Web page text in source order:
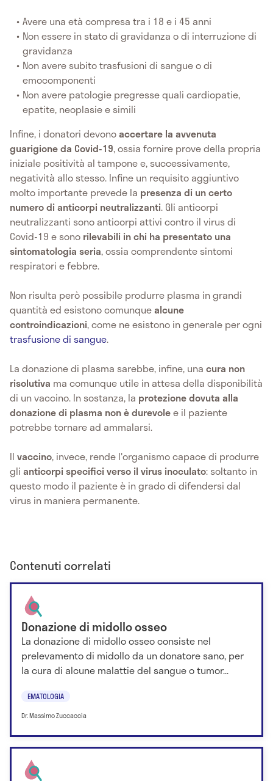
Avere una età compresa tra i 18 e i 45 anni
Non essere in stato di gravidanza o di interruzione di
gravidanza
Non avere subito trasfusioni di sangue o di
emocomponenti
Non avere patologie pregresse quali cardiopatie,
epatite, neoplasie e simili
Infine, i donatori devonoaccertare la avvenuta
guarigione da Covid-19, ossia fornire prove della propria
iniziale positività al tampone e, successivamente,
negatività allo stesso. Infine un requisito aggiuntivo
molto importante prevede la presenza di un certo
numero di anticorpi neutralizzanti. Gli anticorpi
neutralizzanti sono anticorpi attivi contro il virus di
Covid-19 e sono rilevabili in chi ha presentato una
sintomatologia seria, ossia comprendente sintomi
respiratori e febbre.
Non risulta però possibile produrre plasma in grandi
quantità ed esistono comunquealcune
controindicazioni, come ne esistono in generale per ogni
trasfusione di sangue.
La donazione di plasma sarebbe, infine, una cura non
risolutiva ma comunque utile in attesa della disponibilità
di un vaccino. In sostanza, la protezione dovuta alla
donazione di plasma non è durevolee il paziente
potrebbe tornare ad ammalarsi.
Il vaccino, invece, rende l'organismo capace di produrre
gli anticorpi specifici verso il virus inoculato: soltanto in
questo modo il paziente è in grado di difendersi dal
virus in maniera permanente.
Contenuti correlati
Donazione di midollo osseo
La donazione di midollo osseo consiste nel
prelevamento di midollo da un donatore sano, per
la cura di alcune malattie del sangue o tumor...
EMATOLOGIA
Dr. Massimo Zuccaccia